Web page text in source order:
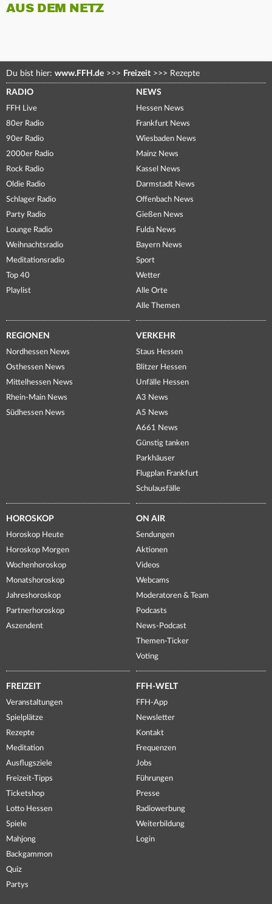
AUS DEM NETZ
Du bist hier: www.FFH.de >>> Freizeit >>> Rezepte
RADIO
FFH Live
80er Radio
90er Radio
2000er Radio
Rock Radio
Oldie Radio
Schlager Radio
Party Radio
Lounge Radio
Weihnachtsradio
Meditationsradio
Top 40
Playlist
NEWS
Hessen News
Frankfurt News
Wiesbaden News
Mainz News
Kassel News
Darmstadt News
Offenbach News
Gießen News
Fulda News
Bayern News
Sport
Wetter
Alle Orte
Alle Themen
REGIONEN
Nordhessen News
Osthessen News
Mittelhessen News
Rhein-Main News
Südhessen News
VERKEHR
Staus Hessen
Blitzer Hessen
Unfälle Hessen
A3 News
A5 News
A661 News
Günstig tanken
Parkhäuser
Flugplan Frankfurt
Schulausfälle
HOROSKOP
Horoskop Heute
Horoskop Morgen
Wochenhoroskop
Monatshoroskop
Jahreshoroskop
Partnerhoroskop
Aszendent
ON AIR
Sendungen
Aktionen
Videos
Webcams
Moderatoren & Team
Podcasts
News-Podcast
Themen-Ticker
Voting
FREIZEIT
Veranstaltungen
Spielplätze
Rezepte
Meditation
Ausflugsziele
Freizeit-Tipps
Ticketshop
Lotto Hessen
Spiele
Mahjong
Backgammon
Quiz
Partys
FFH-WELT
FFH-App
Newsletter
Kontakt
Frequenzen
Jobs
Führungen
Presse
Radiowerbung
Weiterbildung
Login